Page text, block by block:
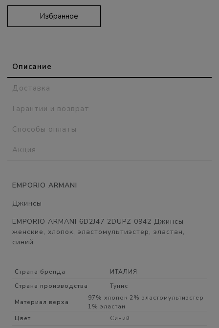
Избранное
Описание
Доставка
Гарантии и возврат
Способы оплаты
Акция
EMPORIO ARMANI
Джинсы
EMPORIO ARMANI 6D2J47 2DUPZ 0942 Джинсы
женские, хлопок, эластомультиэстер, эластан,
синий
Страна бренда
ИТАЛИЯ
Страна производства
Тунис
Материал верха
97% хлопок 2% эластомультиэстер
1% эластан
Цвет
Синий